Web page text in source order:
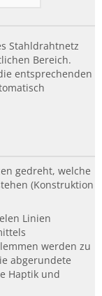
Stahldrahtnetz
Bereich.
entsprechenden
gedreht, welche
(Konstruktion
Linien
werden zu
abgerundete
Haptik und